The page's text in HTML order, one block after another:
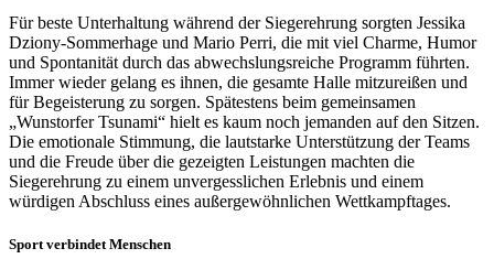
Für beste Unterhaltung während der Siegerehrung sorgten Jessika
Dziony-Sommerhage und Mario Perri, die mit viel Charme, Humor
und Spontanität durch das abwechslungsreiche Programm führten.
Immer wieder gelang es ihnen, die gesamte Halle mitzureißen und
für Begeisterung zu sorgen. Spätestens beim gemeinsamen
„Wunstorfer Tsunami“ hielt es kaum noch jemanden auf den Sitzen.
Die emotionale Stimmung, die lautstarke Unterstützung der Teams
und die Freude über die gezeigten Leistungen machten die
Siegerehrung zu einem unvergesslichen Erlebnis und einem
würdigen Abschluss eines außergewöhnlichen Wettkampftages.
Sport verbindet Menschen